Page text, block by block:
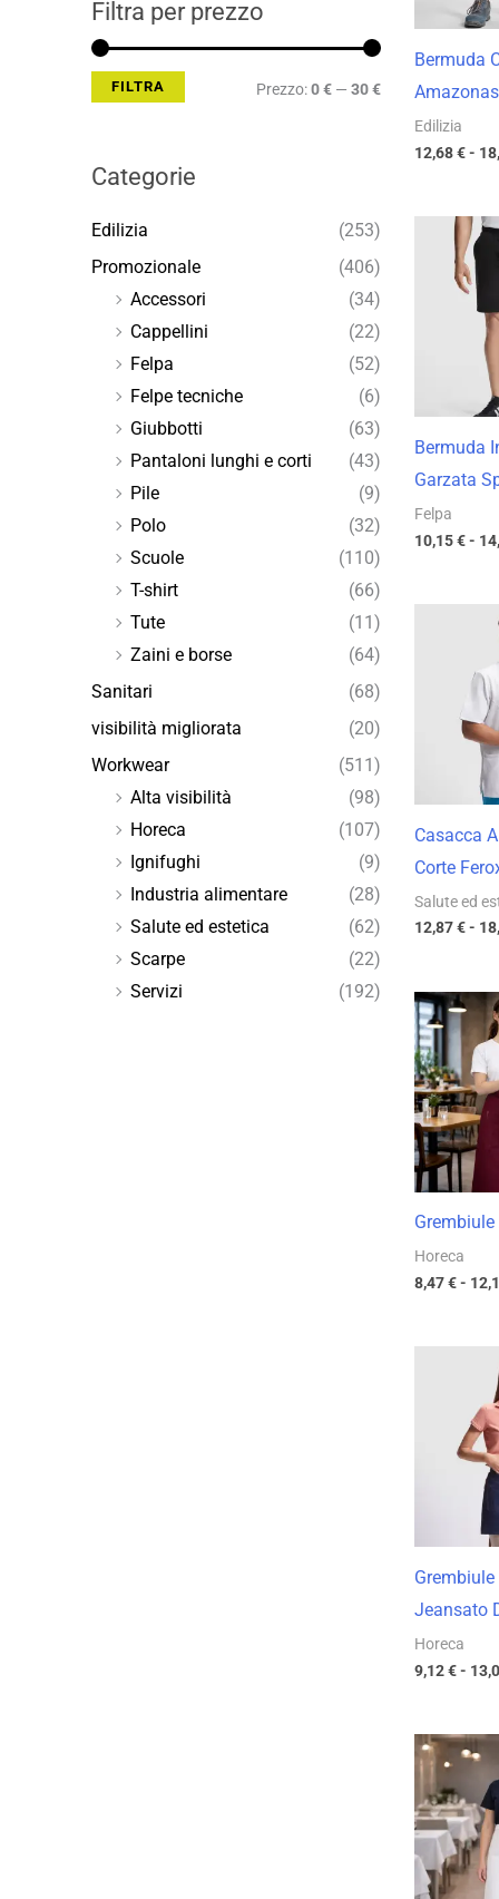
Filtra per prezzo
FILTRA Prezzo:0 €— 30 €
Categorie
Edilizia
(253)
Promozionale
(406)
Accessori
(34)
Cappellini
(22)
Felpa
(52)
Felpe tecniche
(6)
Giubbotti
(63)
Pantaloni lunghi e corti
(43)
Pile
(9)
Polo
(32)
Scuole
(110)
T-shirt
(66)
Tute
(11)
Zaini e borse
(64)
Sanitari
(68)
visibilità migliorata
(20)
Workwear
(511)
Alta visibilità
(98)
Horeca
(107)
Ignifughi
(9)
Industria alimentare
(28)
Salute ed estetica
(62)
Scarpe
(22)
Servizi
(192)
Bermuda
Amazonas
Edilizia
12,68€-
Bermuda
Garzata
Felpa
10,15€-
Casacca
Corte
Salute ed
12,87€-
Horeca
8,47€-
Grembiule
Jeansato
Horeca
9,12€-